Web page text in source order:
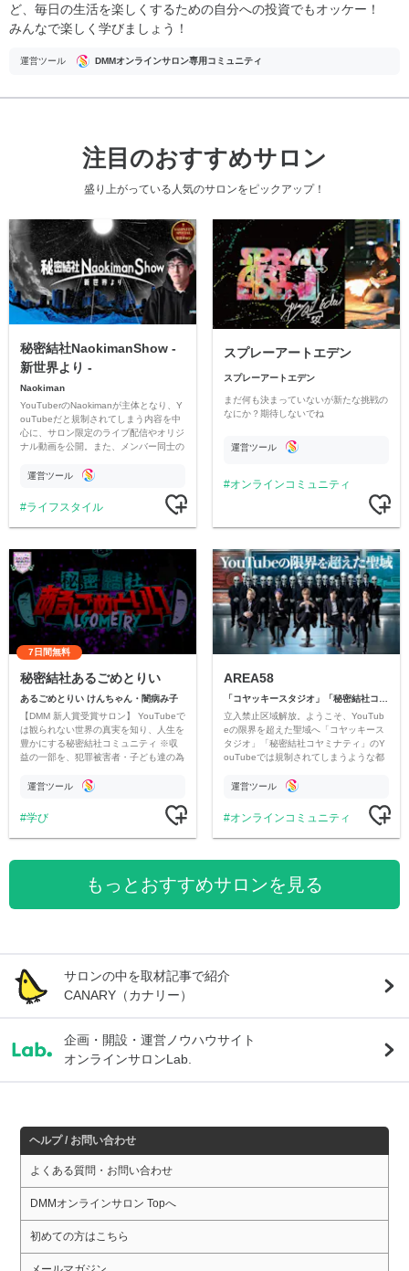
ど、毎日の生活を楽しくするための自分への投資でもオッケー！
みんなで楽しく学びましょう！
運営ツール DMMオンラインサロン専用コミュニティ
注目のおすすめサロン
盛り上がっている人気のサロンをピックアップ！
秘密結社NaokimanShow -
新世界より -
Naokiman
YouTuberのNaokimanが主体となり、Y
ouTubeだと規制されてしまう内容を中
心に、サロン限定のライブ配信やオリジ
ナル動画を公開。また、メンバー同士の
ただいています。
運営ツール
ライフスタイル
スプレーアートエデン
スプレーアートエデン
まだ何も決まっていないが新たな挑戦の
なにか？期待しないでね
運営ツール
オンラインコミュニティ
7日間無料
秘密結社あるごめとりい
あるごめとりい けんちゃん・闇病み子
【DMM 新人賞受賞サロン】 YouTubeで
は観られない世界の真実を知り、人生を
豊かにする秘密結社コミュニティ ※収
益の一部を、犯罪被害者・子ども達の為
す運営ツール
学び
AREA58
立入禁止区域解放。ようこそ、YouTub
eの限界を超えた聖域へ「コヤッキース
タジオ」「秘密結社コヤミナティ」のY
ouTubeでは規制されてしまうような都
公開。
運営ツール
オンラインコミュニティ
もっとおすすめサロンを見る
サロンの中を取材記事で紹介
CANARY（カナリー）
企画・開設・運営ノウハウサイト
オンラインサロンLab.
ヘルプ / お問い合わせ
よくある質問・お問い合わせ
DMMオンラインサロン Topへ
初めての方はこちら